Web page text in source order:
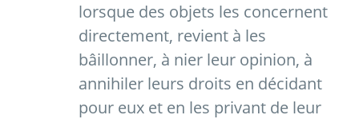
lorsque des objets les concernent
directement, revient à les
bâillonner, à nier leur opinion, à
annihiler leurs droits en décidant
pour eux et en les privant de leur